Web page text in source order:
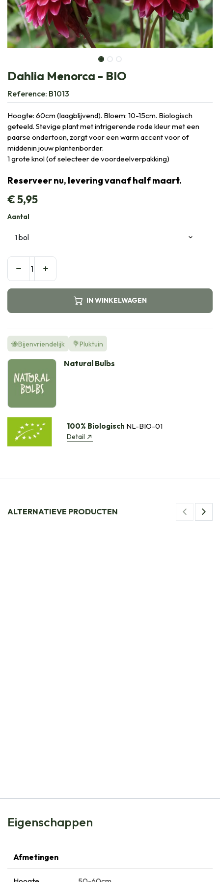
Dahlia Menorca - BIO
Reference: B1013
Hoogte: 60cm (laagblijvend). Bloem: 10-15cm. Biologisch
geteeld. Stevige plant met intrigerende rode kleur met een
paarse ondertoon, zorgt voor een warm accent voor of
middenin jouw plantenborder.
1 grote knol (of selecteer de voordeelverpakking)
Reserveer nu, levering vanaf half maart.
€5,95
Aantal
IN WINKELWAGEN
🐝Bijenvriendelijk 💐Pluktuin
Natural Bulbs
100% Biologisch NL-BIO-01
Detail
ALTERNATIEVE PRODUCTEN
Eigenschappen
Afmetingen